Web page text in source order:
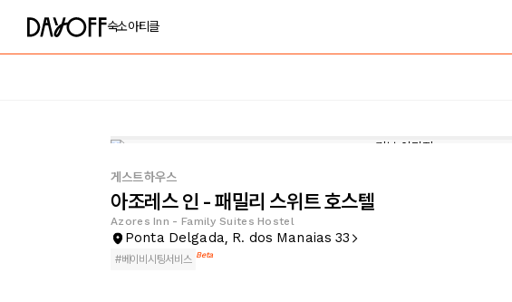
숙소아티클
게스트하우스
아조레스 인 - 패밀리 스위트 호스텔
Azores Inn - Family Suites Hostel
Ponta Delgada, R. dos Manaias 33
#베이비시팅서비스 Beta